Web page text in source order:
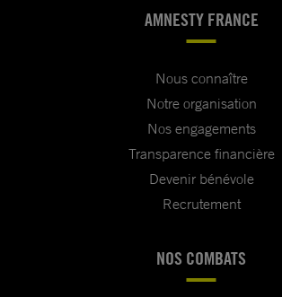
AMNESTY FRANCE
Nous connaître
Notre organisation
Nos engagements
Transparence financière
Devenir bénévole
Recrutement
NOS COMBATS